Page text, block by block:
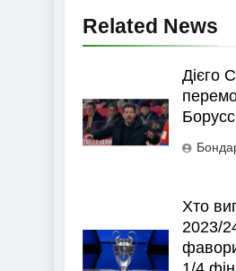
Related News
Дієго
Хто
2023/